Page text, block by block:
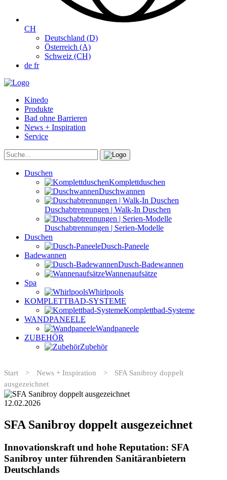
CH
Deutschland (D)
Österreich (A)
Schweiz (CH)
de fr
Kinedo
Produkte
Bad ohne Barrieren
News + Inspiration
Service
Duschen
Komplettduschen
Duschwannen
Duschabtrennungen | Walk-In Duschen
Duschabtrennungen | Serien-Modelle
Duschen
Dusch-Paneele
Badewannen
Dusch-Badewannen
Wannenaufsätze
Spa
Whirlpools
KOMPLETTBAD-SYSTEME
Komplettbad-Systeme
WANDPANEELE
Wandpaneele
ZUBEHÖR
Zubehör
Start > News + Inspiration >
SFA Sanibroy doppelt
ausgezeichnet
12.02.2026
SFA Sanibroy doppelt ausgezeichnet
Innovationskraft und hohe Reputation: SFA
Sanibroy unter führenden Sanitäranbietern
Deutschlands